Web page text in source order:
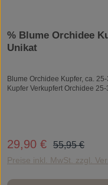
% Blume Orchidee
Unikat
Blume Orchidee Kupfer, ca.
Kupfer Verkupfert Orchidee 25-
Verkaufspreis:
29,90 € Regulärer
55,95 €
Preise inkl. MwSt. zzgl.